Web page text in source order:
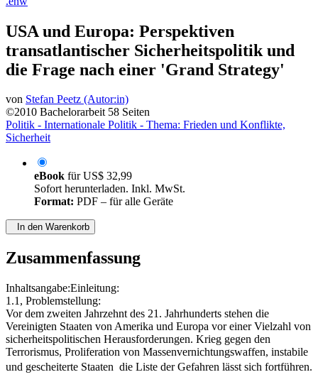
USA und Europa: Perspektiven
transatlantischer Sicherheitspolitik und
die Frage nach einer 'Grand Strategy'
von Stefan Peetz (Autor:in)
©2010 Bachelorarbeit 58 Seiten
Politik - Internationale Politik - Thema: Frieden und Konflikte,
Sicherheit
eBook fürUS$ 32,99
Sofort herunterladen. Inkl. MwSt.
Format: PDF – für alle Geräte
In den Warenkorb
Zusammenfassung
Inhaltsangabe:Einleitung:
1.1, Problemstellung:
Vor dem zweiten Jahrzehnt des 21. Jahrhunderts stehen die
Vereinigten Staaten von Amerika und Europa vor einer Vielzahl von
sicherheitspolitischen Herausforderungen. Krieg gegen den
Terrorismus, Proliferation von Massenvernichtungswaffen, instabile
und gescheiterte Staaten  die Liste der Gefahren lässt sich fortführen.